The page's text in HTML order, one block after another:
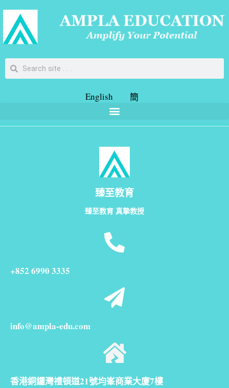
English 簡
臻至教育
臻至教育 真摯教授
+852 6990 3335
info@ampla-edu.com
香港銅鑼灣禮頓道21號均峯商業大廈7樓